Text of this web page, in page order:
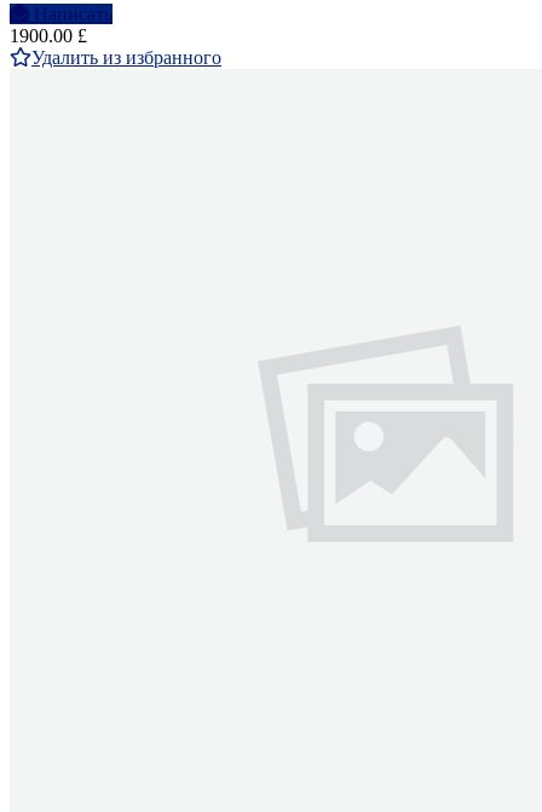
Написать
1900.00 £
Удалить из избранного